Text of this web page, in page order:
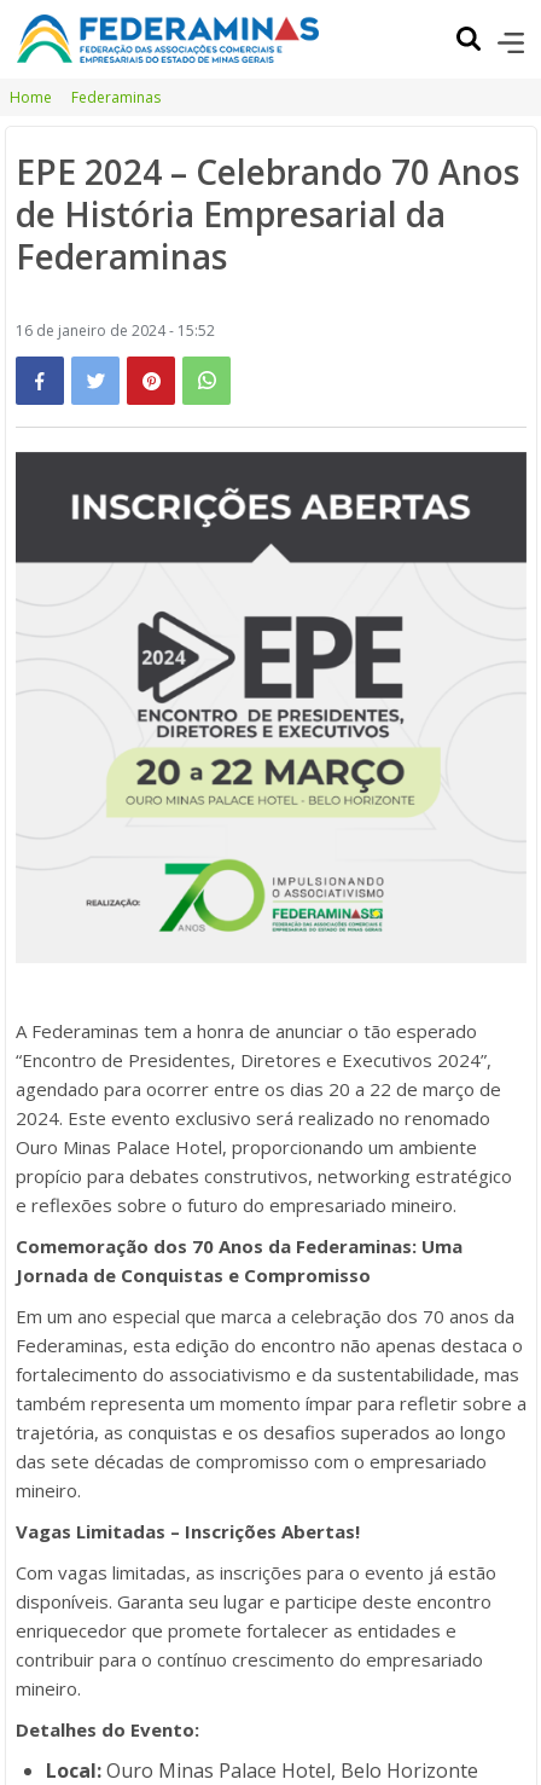
Home Federaminas
EPE 2024 – Celebrando 70 Anos
de História Empresarial da
Federaminas
16 de janeiro de 2024 - 15:52
A Federaminas tem a honra de anunciar o tão esperado
“Encontro de Presidentes, Diretores e Executivos 2024”,
agendado para ocorrer entre os dias 20 a 22 de março de
2024. Este evento exclusivo será realizado no renomado
Ouro Minas Palace Hotel, proporcionando um ambiente
propício para debates construtivos, networking estratégico
e reflexões sobre o futuro do empresariado mineiro.
Comemoração dos 70 Anos da Federaminas: Uma
Jornada de Conquistas e Compromisso
Em um ano especial que marca a celebração dos 70 anos da
Federaminas, esta edição do encontro não apenas destaca o
fortalecimento do associativismo e da sustentabilidade, mas
também representa um momento ímpar para refletir sobre a
trajetória, as conquistas e os desafios superados ao longo
das sete décadas de compromisso com o empresariado
mineiro.
Vagas Limitadas – Inscrições Abertas!
Com vagas limitadas, as inscrições para o evento já estão
disponíveis. Garanta seu lugar e participe deste encontro
enriquecedor que promete fortalecer as entidades e
contribuir para o contínuo crescimento do empresariado
mineiro.
Detalhes do Evento:
Local:Ouro Minas Palace Hotel, Belo Horizonte